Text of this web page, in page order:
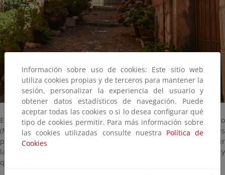
El Ministerio para la Transición Ecológica y el Reto Demográfico
(MITECO) ha abierto la Convocatoria de Expresiones de Interés
para el Desarrollo de Planes de Acción Integrados para combatir
la despoblación en España, dotada con 29 de millones de euros, y
que puede consultarse
Información sobre uso de cookies: Este sitio web
utiliza cookies propias y de terceros para mantener la
sesión, personalizar la experiencia del usuario y
obtener datos estadísticos de navegación. Puede
aceptar todas las cookies o si lo desea configurar qué
tipo de cookies permitir. Para más información sobre
las cookies utilizadas consulte nuestra Política de
Cookies